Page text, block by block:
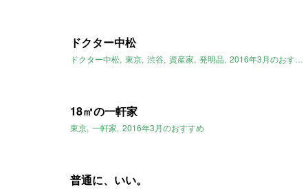
ドクター中松
ドクター中松 東京 渋谷 資産家 発明品 2016年3月のおすすめ
18㎡の一軒家
東京 一軒家 2016年3月のおすすめ
普通に、いい。